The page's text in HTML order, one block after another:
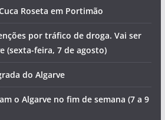
Roseta em Portimão
por tráfico de droga. Vai ser
(sexta-feira, 7 de agosto)
do Algarve
o Algarve no fim de semana (7 a 9